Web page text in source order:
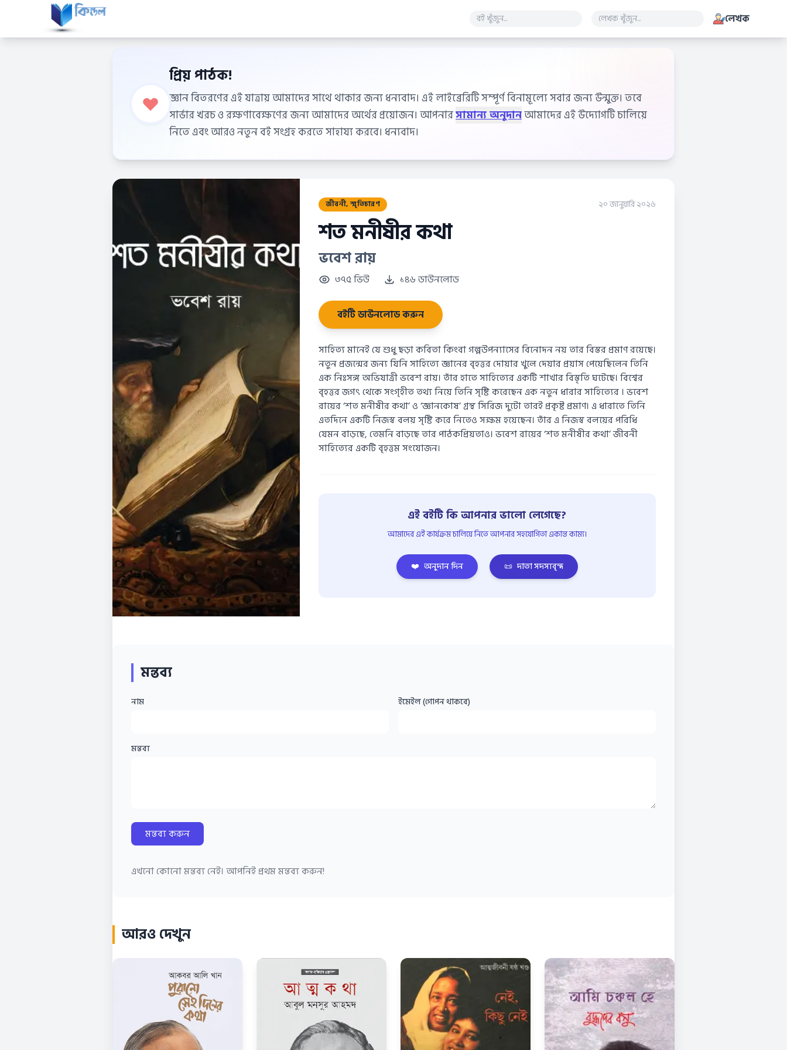
লেখক
প্রিয় পাঠক!
জ্ঞান বিতরণের এই যাত্রায় আমাদের সাথে থাকার জন্য ধন্যবাদ। এই লাইব্রেরিটি সম্পূর্ণ বিনামূল্যে সবার জন্য উন্মুক্ত। তবে
সার্ভার খরচ ও রক্ষণাবেক্ষণের জন্য আমাদের অর্থের প্রয়োজন। আপনার
সামান্য অনুদানআমাদের এই উদ্যোগটি চালিয়ে
নিতে এবং আরও নতুন বই সংগ্রহ করতে সাহায্য করবে। ধন্যবাদ।
জীবনী, স্মৃতিচারণ ২০ জানুয়ারি ২০২৬
শত মনীষীর কথা
ভবেশ রায়
৩৭৫ ভিউ ১৪৬ ডাউনলোড
বইটি ডাউনলোড করুন
সাহিত্য মানেই যে শুধু ছড়া কবিতা কিংবা গল্পউপন্যাসের বিনােদন নয় তার বিস্তর প্রমাণ রয়েছে।
নতুন প্রজন্মের জন্য যিনি সাহিত্যে জ্ঞানের বৃহত্তর দোয়ার খুলে দেয়ার প্রয়াস পেয়েছিলেন তিনি
এক নিঃসঙ্গ অভিযাত্রী ভবেশ রায়। তাঁর হাতে সাহিত্যের একটি শাখার বিস্তৃতি ঘটেছে। বিশ্বের
বৃহত্তর জগৎ থেকে সংগৃহীত তথ্য নিয়ে তিনি সৃষ্টি করেছেন এক নতুন ধারার সাহিত্যের । ভবেশ
রায়ের ‘শত মনীষীর কথা’ ও ‘জ্ঞানকোষ’ গ্রন্থ সিরিজ দুটো তারই প্রকৃষ্ট প্রমাণ। এ ধারাতে তিনি
এতদিনে একটি নিজস্ব বলয় সৃষ্টি করে নিতেও সক্ষম হয়েছেন। তাঁর এ নিজস্ব বলয়ের পরিধি
যেমন বাড়ছে, তেমনি বাড়ছে তার পাঠকপ্রিয়তাও। ভবেশ রায়ের ‘শত মনীষীর কথা’ জীবনী
সাহিত্যের একটি বৃহত্তম সংযােজন।
এই বইটি কি আপনার ভালো লেগেছে?
আমাদের এই কার্যক্রম চালিয়ে নিতে আপনার সহযোগিতা একান্ত কাম্য।
❤️ অনুদান দিন 📜 দাতা সদস্যবৃন্দ
মন্তব্য
নাম ইমেইল (গোপন থাকবে)
মন্তব্য
মন্তব্য করুন
এখনো কোনো মন্তব্য নেই। আপনিই প্রথম মন্তব্য করুন!
আরও দেখুন